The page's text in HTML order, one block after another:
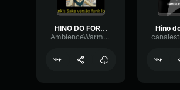
HINO DO FORTALEZA [TubeRipper
AmbienceWarmGated98955